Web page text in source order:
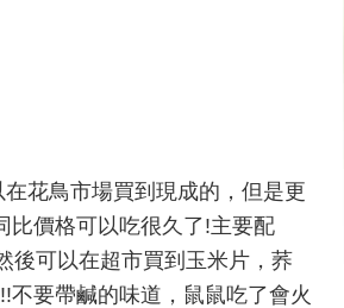
花鳥市場買到現成的，但是更
比價格可以吃很久了!主要配
後可以在超市買到玉米片，荞
要帶鹹的味道，鼠鼠吃了會火